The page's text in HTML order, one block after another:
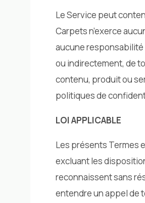
Le Service peut
Carpets n’exerce
aucune
ou indirectement, de
contenu, produit ou
politiques de
LOI APPLICABLE
Les présents Termes
excluant les
reconnaissent sans
entendre un appel de